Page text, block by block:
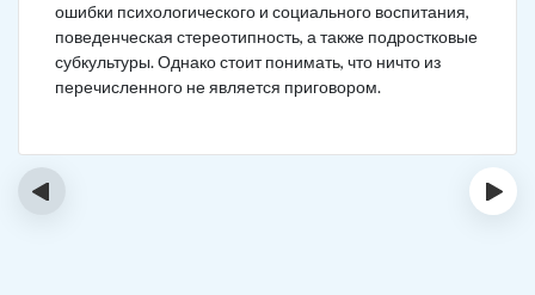
ошибки психологического и социального воспитания,
поведенческая стереотипность, а также подростковые
субкультуры. Однако стоит понимать, что ничто из
перечисленного не является приговором.
‹ ›